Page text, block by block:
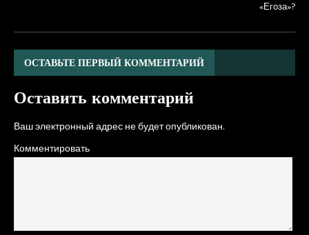
«Егоза»?
ОСТАВЬТЕ ПЕРВЫЙ КОММЕНТАРИЙ
Оставить комментарий
Ваш электронный адрес не будет опубликован.
Комментировать